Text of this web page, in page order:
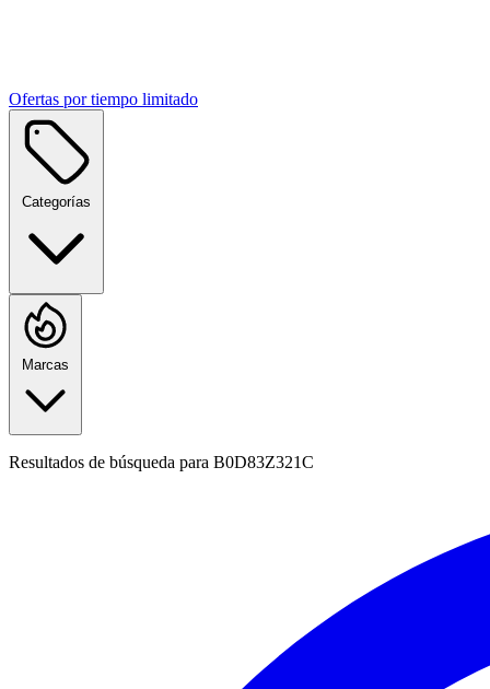
Ofertas por tiempo limitado
Categorías
Marcas
Resultados de búsqueda para B0D83Z321C